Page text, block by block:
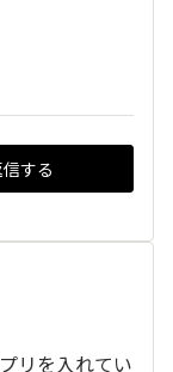
する
リを入れてい